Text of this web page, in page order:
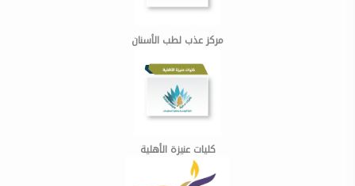
مركز عذب لطب الأسنان
كليات عنيزة الأهلية